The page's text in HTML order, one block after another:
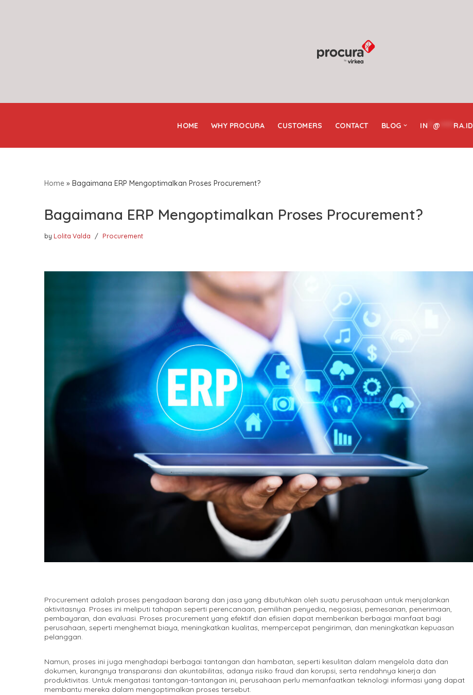
HOME WHY PROCURA CUSTOMERS CONTACT BLOG IN @ RA.ID
Home » Bagaimana ERP Mengoptimalkan Proses Procurement?
Bagaimana ERP Mengoptimalkan Proses Procurement?
by Lolita Valda Procurement
Procurement adalah proses pengadaan barang dan jasa yang dibutuhkan oleh suatu perusahaan untuk menjalankan
aktivitasnya. Proses ini meliputi tahapan seperti perencanaan, pemilihan penyedia, negosiasi, pemesanan, penerimaan,
pembayaran, dan evaluasi. Proses procurement yang efektif dan efisien dapat memberikan berbagai manfaat bagi
perusahaan, seperti menghemat biaya, meningkatkan kualitas, mempercepat pengiriman, dan meningkatkan kepuasan
pelanggan.
Namun, proses ini juga menghadapi berbagai tantangan dan hambatan, seperti kesulitan dalam mengelola data dan
dokumen, kurangnya transparansi dan akuntabilitas, adanya risiko fraud dan korupsi, serta rendahnya kinerja dan
produktivitas. Untuk mengatasi tantangan-tantangan ini, perusahaan perlu memanfaatkan teknologi informasi yang dapat
membantu mereka dalam mengoptimalkan proses tersebut.